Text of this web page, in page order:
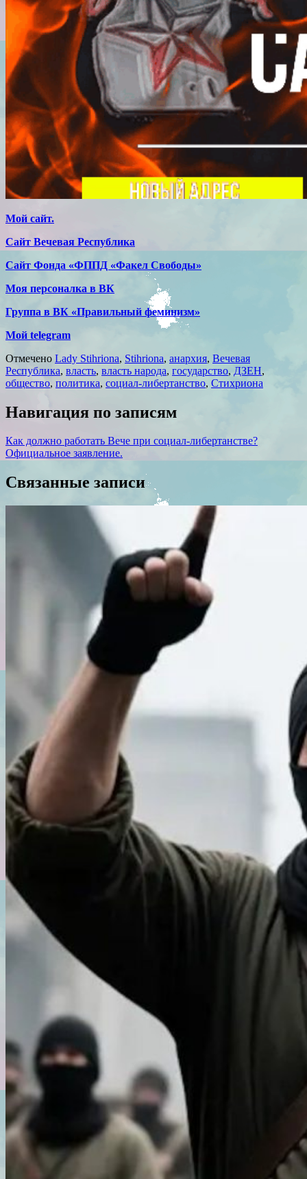
Мой сайт.
Сайт Вечевая Республика
Сайт Фонда «ФППД «Факел Свободы»
Моя персоналка в ВК
Группа в ВК «Правильный феминизм»
Мой telegram
Отмечено Lady Stihriona, Stihriona, анархия, Вечевая
Республика, власть, власть народа, государство, ДЗЕН,
общество, политика, социал-либертанство, Стихриона
Навигация по записям
Как должно работать Вече при социал-либертанстве?
Официальное заявление.
Связанные записи